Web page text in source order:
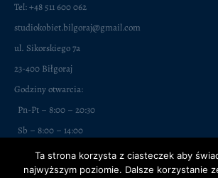
Tel: +48 511 600 062
studiokobiet.bilgoraj@gmail.com
ul. Sikorskiego 7a
23-400 Biłgoraj
Godziny otwarcia:
Pn-Pt – 8:00 – 20:30
Sb – 8:00 – 14:00
Ta strona korzysta z ciasteczek aby
najwyższym poziomie. Dalsze korzystanie